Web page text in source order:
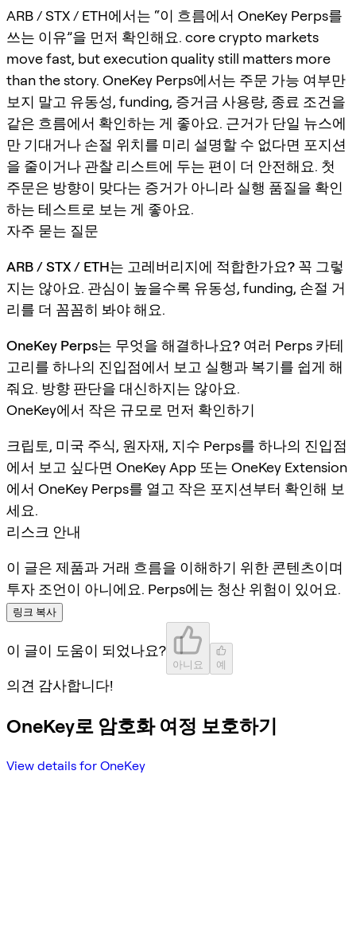
ARB / STX / ETH에서는 “이 흐름에서 OneKey Perps를
쓰는 이유”을 먼저 확인해요. core crypto markets
move fast, but execution quality still matters more
than the story. OneKey Perps에서는 주문 가능 여부만
보지 말고 유동성, funding, 증거금 사용량, 종료 조건을
같은 흐름에서 확인하는 게 좋아요. 근거가 단일 뉴스에
만 기대거나 손절 위치를 미리 설명할 수 없다면 포지션
을 줄이거나 관찰 리스트에 두는 편이 더 안전해요. 첫
주문은 방향이 맞다는 증거가 아니라 실행 품질을 확인
하는 테스트로 보는 게 좋아요.
자주 묻는 질문
ARB / STX / ETH는 고레버리지에 적합한가요? 꼭 그렇
지는 않아요. 관심이 높을수록 유동성, funding, 손절 거
리를 더 꼼꼼히 봐야 해요.
OneKey Perps는 무엇을 해결하나요? 여러 Perps 카테
고리를 하나의 진입점에서 보고 실행과 복기를 쉽게 해
줘요. 방향 판단을 대신하지는 않아요.
OneKey에서 작은 규모로 먼저 확인하기
크립토, 미국 주식, 원자재, 지수 Perps를 하나의 진입점
에서 보고 싶다면 OneKey App 또는 OneKey Extension
에서 OneKey Perps를 열고 작은 포지션부터 확인해 보
세요.
리스크 안내
이 글은 제품과 거래 흐름을 이해하기 위한 콘텐츠이며
투자 조언이 아니에요. Perps에는 청산 위험이 있어요.
링크 복사
이 글이 도움이 되었나요?
아니요 예
의견 감사합니다!
OneKey로 암호화 여정 보호하기
View details for OneKey